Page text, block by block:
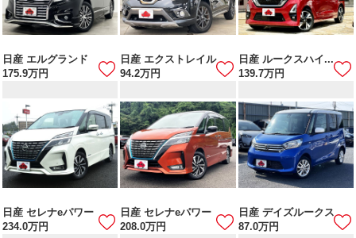
日産 エルグランド
175.9万円
日産 エクストレイル
94.2万円
日産 ルークスハイ...
139.7万円
日産 セレナeパワー
234.0万円
日産 セレナeパワー
208.0万円
日産 デイズルークス
87.0万円